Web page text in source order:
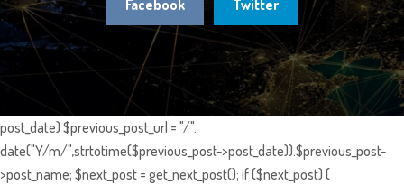
Facebook Twitter
post_date) $previous_post_url = "/".
date("Y/m/",strtotime($previous_post->post_date)).$previous_post-
>post_name; $next_post = get_next_post(); if ($next_post) {